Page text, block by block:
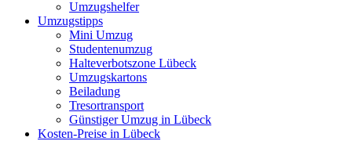
Umzugshelfer
Umzugstipps
Mini Umzug
Studentenumzug
Halteverbotszone Lübeck
Umzugskartons
Beiladung
Tresortransport
Günstiger Umzug in Lübeck
Kosten-Preise in Lübeck